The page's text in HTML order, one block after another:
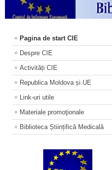
Pagina de start CIE
Despre CIE
Activități CIE
Republica Moldova și UE
Link-uri utile
Materiale promoţionale
Biblioteca Științifică Medicală